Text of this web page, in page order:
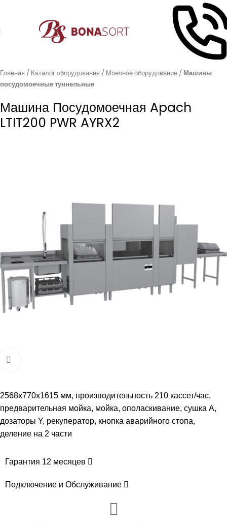
Главная Каталог оборудования Моечное оборудование
Машины
посудомоечные туннельные
Машина Посудомоечная Apach
LTIT200 PWR AYRX2
2568х770х1615 мм, производительность 210 кассет/час,
предварительная мойка, мойка, ополаскивание, сушка A,
дозаторы Y, рекуператор, кнопка аварийного стопа,
деление на 2 части
Гарантия 12 месяцев
Подключение и Обслуживание